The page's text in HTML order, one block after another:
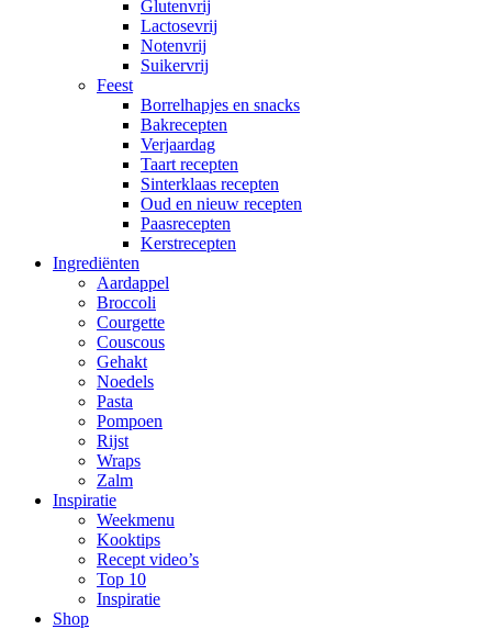
Glutenvrij
Lactosevrij
Notenvrij
Suikervrij
Feest
Borrelhapjes en snacks
Bakrecepten
Verjaardag
Taart recepten
Sinterklaas recepten
Oud en nieuw recepten
Paasrecepten
Kerstrecepten
Ingrediënten
Aardappel
Broccoli
Courgette
Couscous
Gehakt
Noedels
Pasta
Pompoen
Rijst
Wraps
Zalm
Inspiratie
Weekmenu
Kooktips
Recept video’s
Top 10
Inspiratie
Shop